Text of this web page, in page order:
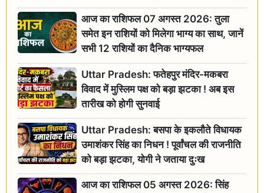
आज का राशिफल 07 अगस्त 2026: तुला
समेत इन राशियों को मिलेगा भाग्य का साथ, जानें
सभी 12 राशियों का दैनिक भाग्यफल
Uttar Pradesh: फतेहपुर मंदिर-मकबरा
विवाद में मुस्लिम पक्ष को बड़ा झटका ! अब इस
तारीख को होगी सुनवाई
Uttar Pradesh: बसपा के इकलौते विधायक
उमाशंकर सिंह का निधन ! पूर्वांचल की राजनीति
को बड़ा झटका, योगी ने जताया दुःख
आज का राशिफल 05 अगस्त 2026: सिंह